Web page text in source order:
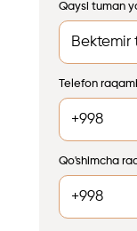
Qaysi tuman
Telefon
Qo'shimcha